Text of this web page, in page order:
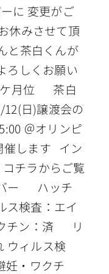
に 変更がご
休みさせて頂
と茶白くんが
ろしくお願い
ケ月位 茶白
日)譲渡会の
＠オリンピ
催します イン
チラからご覧
ー ハッチ
ス検査：エイ
チン：済 リ
ウィルス検
妊・ワクチ